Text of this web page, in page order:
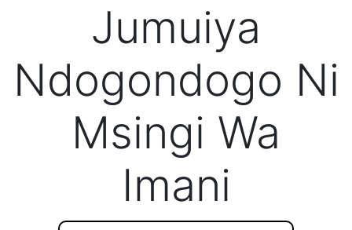
Jumuiya
Ndogondogo Ni
Msingi Wa
Imani